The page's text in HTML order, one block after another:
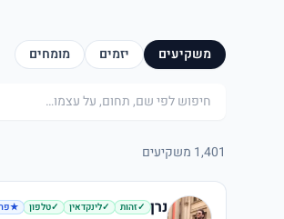
משקיעים יזמים מומחים
חיפוש
1,401 משקיעים
נרן ✓זהות ✓לינקדאין ✓טלפון ★